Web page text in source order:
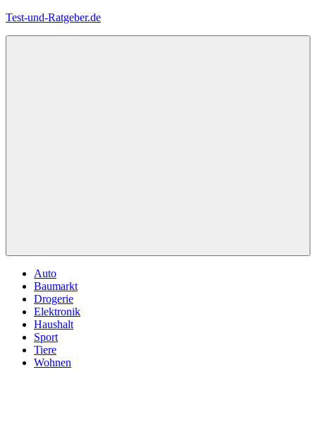
Zum
Test-und-Ratgeber.de
Auto
Baumarkt
Drogerie
Elektronik
Haushalt
Sport
Tiere
Wohnen